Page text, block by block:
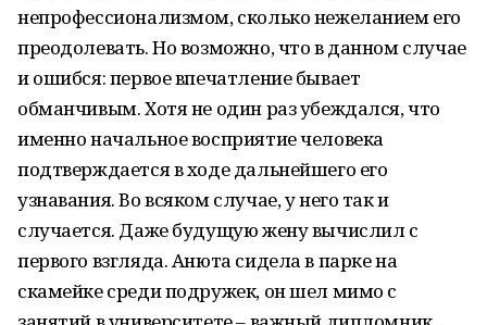
непрофессионализмом, сколько нежеланием его
преодолевать. Но возможно, что в данном случае
и ошибся: первое впечатление бывает
обманчивым. Хотя не один раз убеждался, что
именно начальное восприятие человека
подтверждается в ходе дальнейшего его
узнавания. Во всяком случае, у него так и
случается. Даже будущую жену вычислил с
первого взгляда. Анюта сидела в парке на
скамейке среди подружек, он шел мимо с